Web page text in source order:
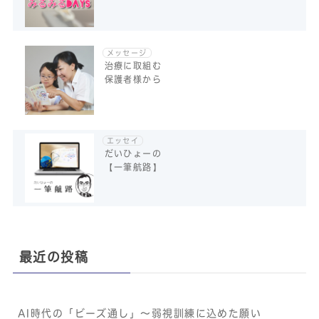
メッセージ
治療に取組む
保護者様から
エッセイ
だいひょーの
【一筆航路】
最近の投稿
AI時代の「ビーズ通し」〜弱視訓練に込めた願い